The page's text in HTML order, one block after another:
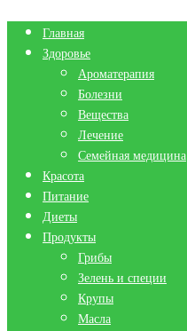
Главная
Здоровье
Ароматерапия
Болезни
Вещества
Лечение
Семейная медицина
Красота
Питание
Диеты
Продукты
Грибы
Зелень и специи
Крупы
Масла